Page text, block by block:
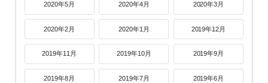
2020年5月 2020年4月 2020年3月
2020年2月 2020年1月 2019年12月
2019年11月 2019年10月 2019年9月
2019年8月 2019年7月 2019年6月